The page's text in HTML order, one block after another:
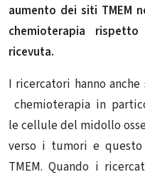
aumento dei siti TMEM
chemioterapia
ricevuta.
I ricercatori hanno
chemioterapia in
le cellule del midollo
verso i tumori e
TMEM. Quando i